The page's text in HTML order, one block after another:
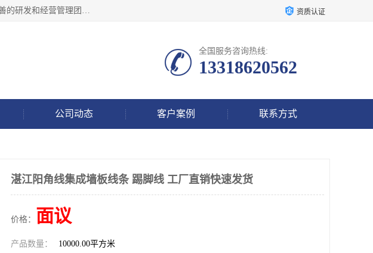
清远市鑫叶新型装饰材料有限公司批量供应：集成墙板等产品，清远市鑫叶新型装饰材料有限公司拥有完善的研发和经营管理团队，取得有70多项证书。不断让研发科技成果惠及全人类，用新材料保护自然资源，让人类生活居住健康与自然发展相和谐。全国统一热线电话：*。 资质认证
全国服务咨询热线:
13318620562
公司动态 客户案例 联系方式
湛江阳角线集成墙板线条 踢脚线 工厂直销快速发货
价格： 面议
产品数量： 10000.00平方米